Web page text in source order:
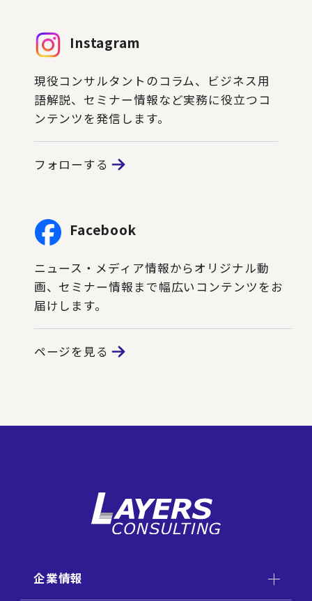
Instagram
現役コンサルタントのコラム、ビジネス用
語解説、セミナー情報など実務に役立つコ
ンテンツを発信します。
フォローする
Facebook
ニュース・メディア情報からオリジナル動
画、セミナー情報まで幅広いコンテンツをお
届けします。
ページを見る
企業情報